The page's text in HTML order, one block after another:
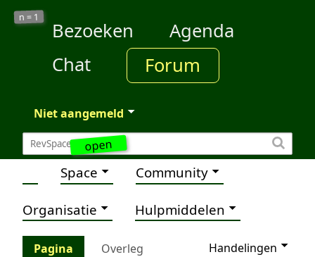
open
n = 1
Bezoeken
Agenda
Chat
Forum
Niet aangemeld
Space Community
Organisatie Hulpmiddelen
Pagina Overleg
Handelingen